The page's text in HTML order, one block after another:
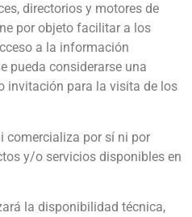
directorios y motores de
por objeto facilitar a los
a la información
pueda considerarse una
invitación para la visita de los
comercializa por sí ni por
y/o servicios disponibles en
la disponibilidad técnica,